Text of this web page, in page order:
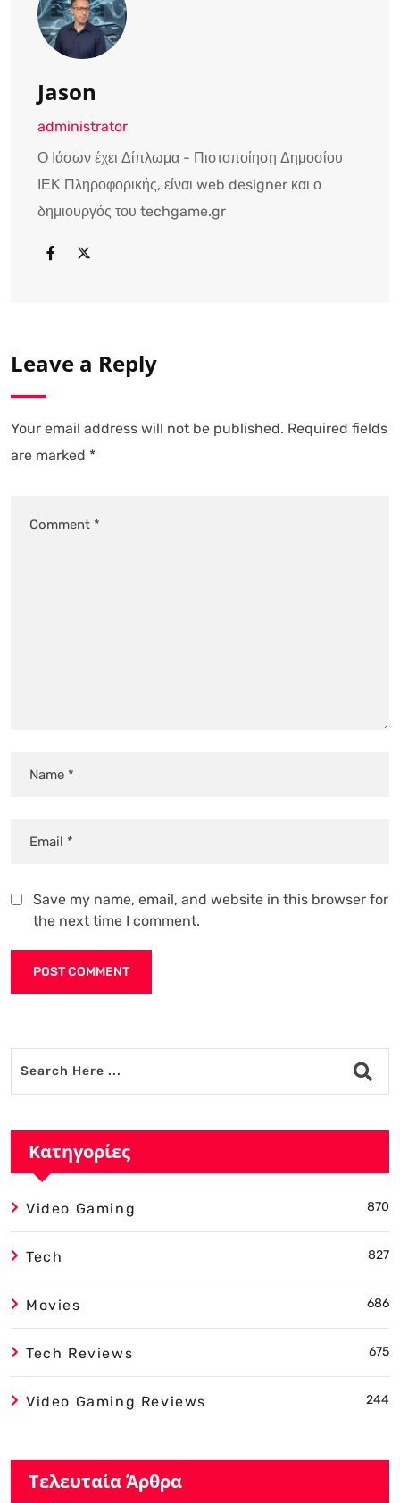
Jason
administrator
Ο Ιάσων έχει Δίπλωμα - Πιστοποίηση Δημοσίου
ΙΕΚ Πληροφορικής, είναι web designer και ο
δημιουργός του techgame.gr
Leave a Reply
Your email address will not be published. Required fields
are marked *
Save my name, email, and website in this browser for
the next time I comment.
Κατηγορίες
Video Gaming 870
Tech 827
Movies 686
Tech Reviews 675
Video Gaming Reviews 244
Τελευταία Άρθρα